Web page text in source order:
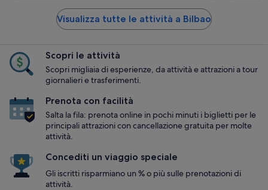
Visualizza tutte le attività a Bilbao
Scopri le attività
Scopri migliaia di esperienze, da attività e attrazioni a tour
giornalieri e trasferimenti.
Prenota con facilità
Salta la fila: prenota online in pochi minuti i biglietti per le
principali attrazioni con cancellazione gratuita per molte
attività.
Concediti un viaggio speciale
Gli iscritti risparmiano un % o più sulle prenotazioni di
attività.